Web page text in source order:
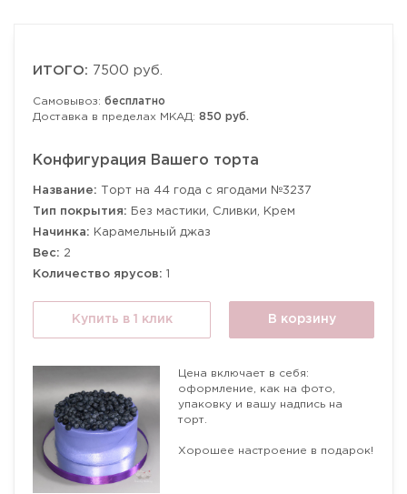
ИТОГО: 7500 руб.
Самовывоз: бесплатно
Доставка в пределах МКАД: 850 руб.
Конфигурация Вашего торта
Название: Торт на 44 года с ягодами №3237
Тип покрытия: Без мастики, Сливки, Крем
Начинка: Карамельный джаз
Вес: 2
Количество ярусов: 1
Купить в 1 клик В корзину
Цена включает в себя:
оформление, как на фото,
упаковку и вашу надпись на
торт.
Хорошее настроение в подарок!